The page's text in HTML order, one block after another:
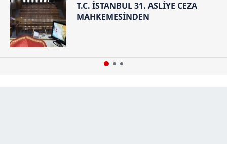
T.C. İSTANBUL 31. ASLİYE CEZA
MAHKEMESİNDEN